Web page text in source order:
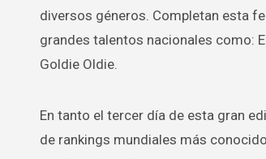
diversos géneros. Completan esta
grandes talentos nacionales como:
Goldie Oldie.
En tanto el tercer día de esta gran
de rankings mundiales más